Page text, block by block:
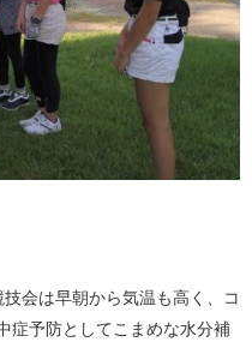
会は早朝から気温も高く、
コ
症予防としてこまめな水分補